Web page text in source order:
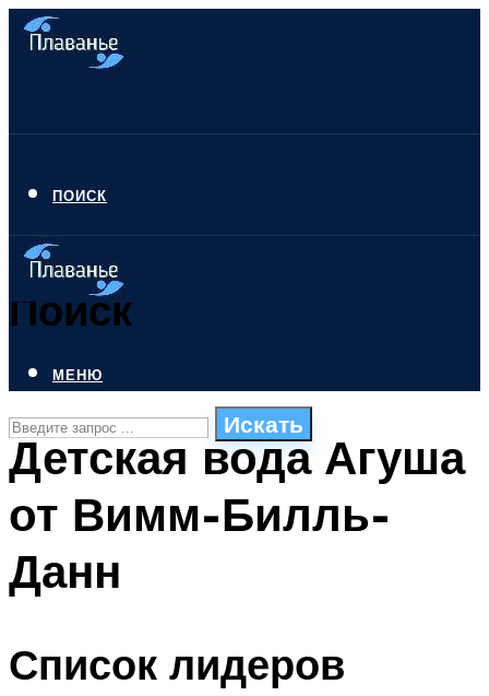
ПОИСК
Поиск
Искать
ПЛАВАНЬЕ ДЛЯ ДЕТЕЙ
БАССЕЙН ДЛЯ ДОМА
МЕНЮ
МЕНЮ
Детская вода Агуша
от Вимм-Билль-
Данн
Список лидеров